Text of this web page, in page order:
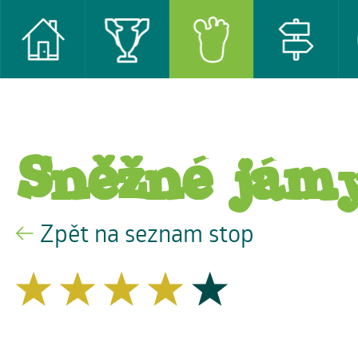
Sněžné
Zpět na seznam stop